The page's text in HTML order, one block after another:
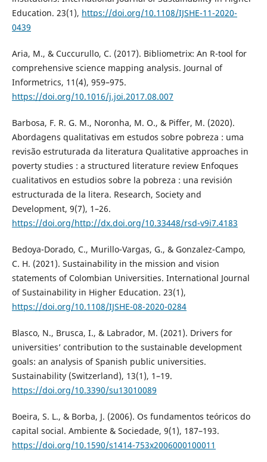
Education. 23(1), https://doi.org/10.1108/IJSHE-11-2020-
0439
Aria, M., & Cuccurullo, C. (2017). Bibliometrix: An R-tool for
comprehensive science mapping analysis. Journal of
Informetrics, 11(4), 959–975.
https://doi.org/10.1016/j.joi.2017.08.007
Barbosa, F. R. G. M., Noronha, M. O., & Piffer, M. (2020).
Abordagens qualitativas em estudos sobre pobreza : uma
revisão estruturada da literatura Qualitative approaches in
poverty studies : a structured literature review Enfoques
cualitativos en estudios sobre la pobreza : una revisión
estructurada de la litera. Research, Society and
Development, 9(7), 1–26.
https://doi.org/http://dx.doi.org/10.33448/rsd-v9i7.4183
Bedoya-Dorado, C., Murillo-Vargas, G., & Gonzalez-Campo,
C. H. (2021). Sustainability in the mission and vision
statements of Colombian Universities. International Journal
of Sustainability in Higher Education. 23(1),
https://doi.org/10.1108/IJSHE-08-2020-0284
Blasco, N., Brusca, I., & Labrador, M. (2021). Drivers for
universities’ contribution to the sustainable development
goals: an analysis of Spanish public universities.
Sustainability (Switzerland), 13(1), 1–19.
https://doi.org/10.3390/su13010089
Boeira, S. L., & Borba, J. (2006). Os fundamentos teóricos do
capital social. Ambiente & Sociedade, 9(1), 187–193.
https://doi.org/10.1590/s1414-753x2006000100011